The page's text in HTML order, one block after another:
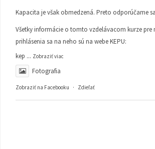
Kapacita je však obmedzená. Preto odporúčame
Všetky informácie o tomto vzdelávacom kurze
prihlásenia sa na neho sú na webe KEPU:
kep ... Zobraziť viac
Fotografia
Zobraziť na Facebooku · Zdieľať